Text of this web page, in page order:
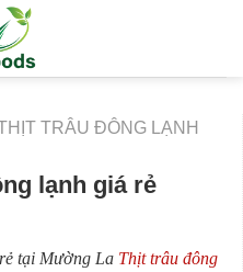
TRÂU ĐÔNG LẠNH
lạnh giá rẻ
tại Mường La Thịt trâu đông